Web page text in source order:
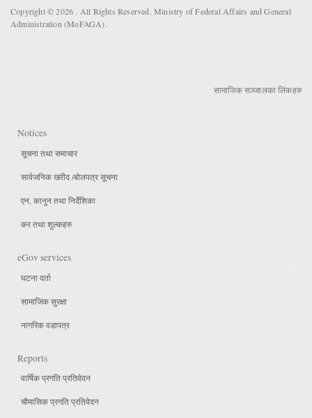
Copyright © 2026 . All Rights Reserved. Ministry of Federal Affairs and General
Administration (MoFAGA).
सामाजिक सञ्जालका लिंकहरु
Notices
सूचना तथा समाचार
सार्वजनिक खरीद /बोलपत्र सूचना
एन, कानुन तथा निर्देशिका
कर तथा शुल्कहरु
eGov services
घटना दर्ता
सामाजिक सुरक्षा
नागरिक वडापत्र
Reports
वार्षिक प्रगति प्रतिवेदन
चौमासिक प्रगति प्रतिवेदन